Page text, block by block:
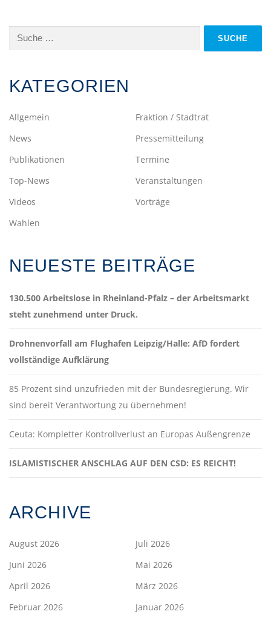
Suche
KATEGORIEN
Allgemein
Fraktion / Stadtrat
News
Pressemitteilung
Publikationen
Termine
Top-News
Veranstaltungen
Videos
Vorträge
Wahlen
NEUESTE BEITRÄGE
130.500 Arbeitslose in Rheinland-Pfalz – der Arbeitsmarkt
steht zunehmend unter Druck.
Drohnenvorfall am Flughafen Leipzig/Halle: AfD fordert
vollständige Aufklärung
85 Prozent sind unzufrieden mit der Bundesregierung. Wir
sind bereit Verantwortung zu übernehmen!
Ceuta: Kompletter Kontrollverlust an Europas Außengrenze
ISLAMISTISCHER ANSCHLAG AUF DEN CSD: ES REICHT!
ARCHIVE
August 2026
Juli 2026
Juni 2026
Mai 2026
April 2026
März 2026
Februar 2026
Januar 2026